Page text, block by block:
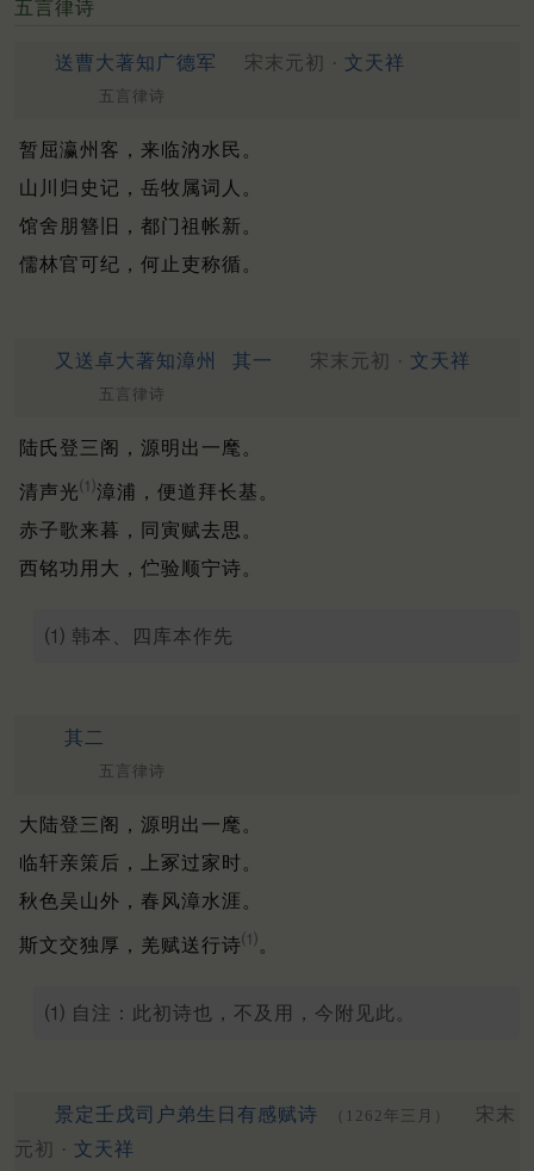
五言律诗
送曹大著知广德军 宋末元初 · 文天祥
五言律诗
暂屈瀛州客，来临汭水民。
山川归史记，岳牧属词人。
馆舍朋簪旧，都门祖帐新。
儒林官可纪，何止吏称循。
又送卓大著知漳州 其一 宋末元初 · 文天祥
五言律诗
陆氏登三阁，源明出一麾。
清声光⑴漳浦，便道拜长基。
赤子歌来暮，同寅赋去思。
西铭功用大，伫验顺宁诗。
⑴ 韩本、四库本作先
其二
五言律诗
大陆登三阁，源明出一麾。
临轩亲策后，上冢过家时。
秋色吴山外，春风漳水涯。
斯文交独厚，羌赋送行诗⑴ 。
⑴ 自注：此初诗也，不及用，今附见此。
景定壬戌司户弟生日有感赋诗 （1262年三月）
宋末
元初 · 文天祥